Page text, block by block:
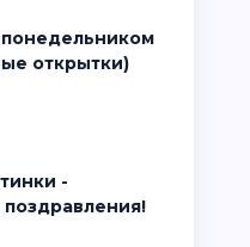
открытки)